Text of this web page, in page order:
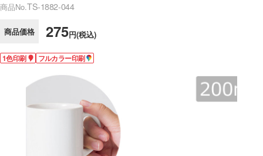
商品No.TS-1882-044
商品価格 275円(税込)
1色印刷 フルカラー印刷